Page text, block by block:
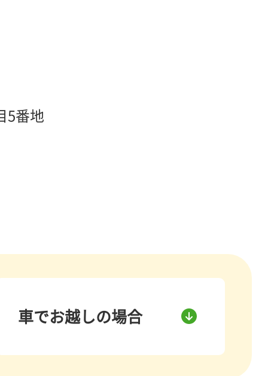
5番地
車でお越しの場合